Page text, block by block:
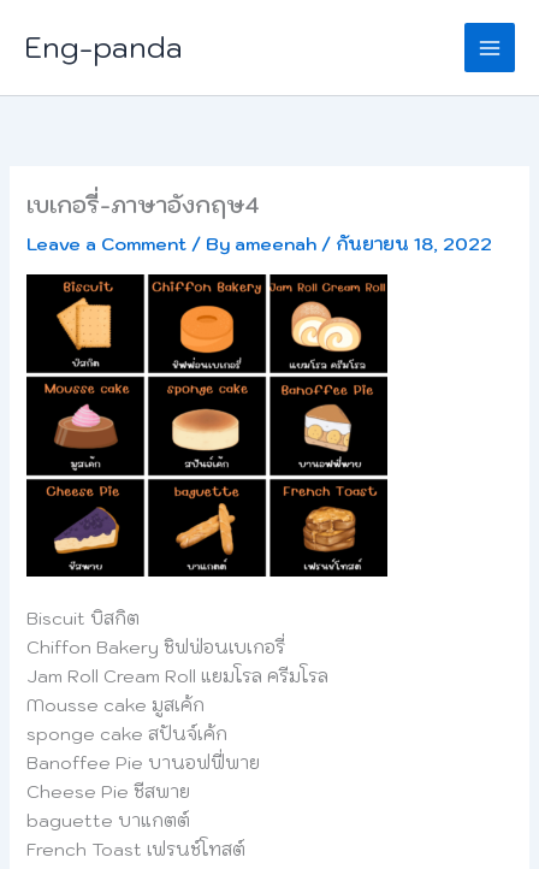
content
Eng-panda
เบเกอรี่-ภาษาอังกฤษ4
Leave a Comment / By ameenah/ กันยายน 18, 2022
Biscuit บิสกิต
Chiffon Bakery ชิฟฟ่อนเบเกอรี่
Jam Roll Cream Roll แยมโรล ครีมโรล
Mousse cake มูสเค้ก
sponge cake สปันจ์เค้ก
Banoffee Pie บานอฟฟี่พาย
Cheese Pie ชีสพาย
baguette บาแกตต์
French Toast เฟรนช์โทสต์